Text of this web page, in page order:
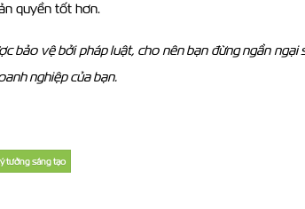
quyền tốt hơn.
bảo vệ bởi pháp luật, cho nên bạn đừng ngần ngại
nghiệp của bạn.
ý tưởng sáng tạo